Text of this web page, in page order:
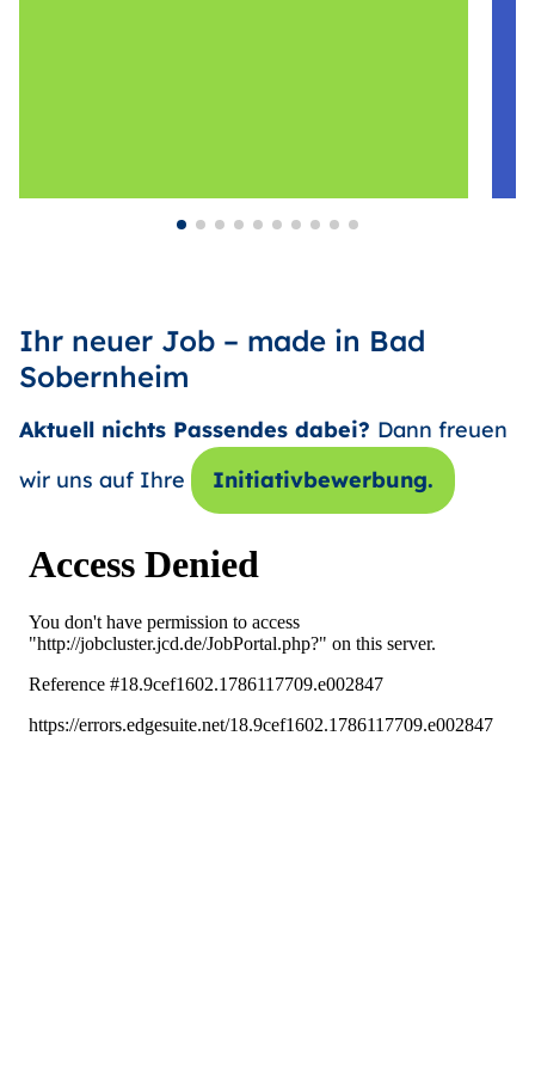
Ihr neuer Job – made in Bad
Sobernheim
Aktuell nichts Passendes dabei? Dann freuen
wir uns auf Ihre
Initiativbewerbung.